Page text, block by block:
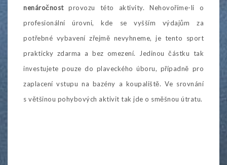
nenáročnostprovozu této aktivity. Nehovoříme-li o
profesionální úrovni, kde se vyšším výdajům za
potřebné vybavení zřejmě nevyhneme, je tento sport
prakticky zdarma a bez omezení. Jedinou částku tak
investujete pouze do plaveckého úboru, případně pro
zaplacení vstupu na bazény a koupaliště. Ve srovnání
s většinou pohybových aktivit tak jde o směšnou útratu.